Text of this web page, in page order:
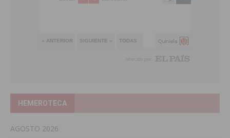
HEMEROTECA
AGOSTO 2026